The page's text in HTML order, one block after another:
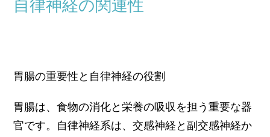
自律神経の関連性
胃腸の重要性と自律神経の役割
胃腸は、食物の消化と栄養の吸収を担う重要な器
官です。自律神経系は、交感神経と副交感神経か